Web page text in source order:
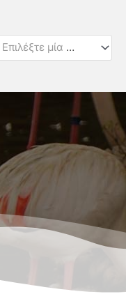
Επιλέξτε μία κατηγορία